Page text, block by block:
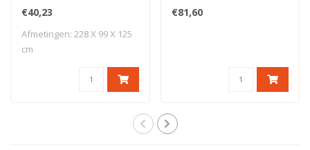
€40,23
Afmetingen: 228 X 99 X 125
cm
€81,60